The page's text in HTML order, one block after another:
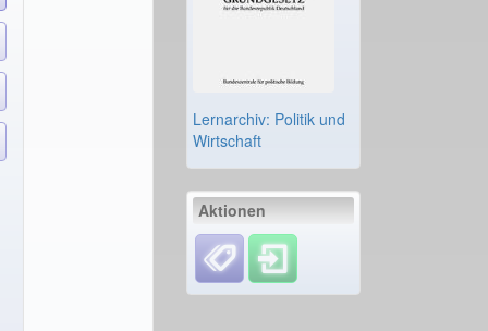
Lernarchiv: Politik und
Wirtschaft
Aktionen